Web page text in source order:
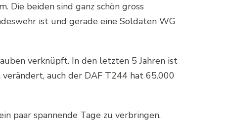
Die beiden sind ganz schön gross
ist und gerade eine Soldaten WG
verknüpft. In den letzten 5 Jahren ist
auch der DAF T244 hat 65.000
paar spannende Tage zu verbringen.